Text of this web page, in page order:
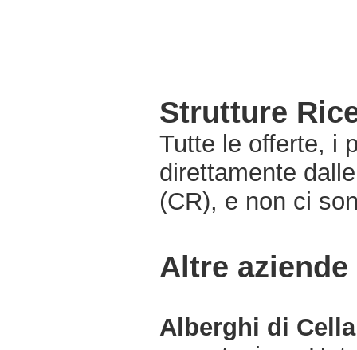
Strutture
Tutte le offerte, i
direttamente
(CR), e non ci
Altre
Alberghi di